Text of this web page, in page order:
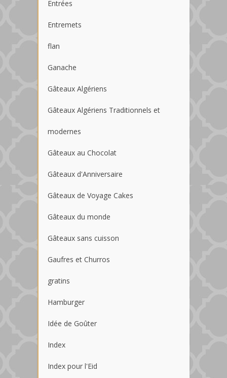
Entrées
Entremets
flan
Ganache
Gâteaux Algériens
Gâteaux Algériens Traditionnels et
modernes
Gâteaux au Chocolat
Gâteaux d'Anniversaire
Gâteaux de Voyage Cakes
Gâteaux du monde
Gâteaux sans cuisson
Gaufres et Churros
gratins
Hamburger
Idée de Goûter
Index
Index pour l'Eid